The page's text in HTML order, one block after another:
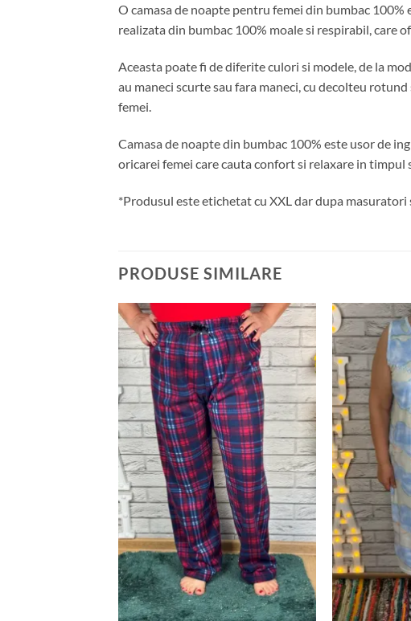
O camasa de noapte pentru femei din bumbac
realizata din bumbac 100% moale si respirabil, care
Aceasta poate fi de diferite culori si modele, de la
au maneci scurte sau fara maneci, cu decolteu
femei.
Camasa de noapte din bumbac 100% este usor de
oricarei femei care cauta confort si relaxare in timpul
*Produsul este etichetat cu XXL dar dupa
PRODUSE SIMILARE
Adauga
la
favorite